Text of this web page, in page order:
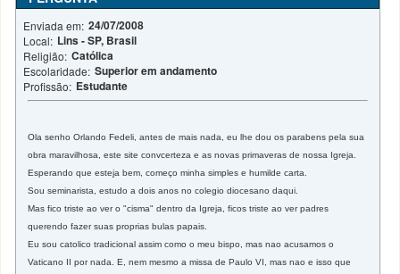
Enviada em: 24/07/2008
Local: Lins - SP, Brasil
Religião: Católica
Escolaridade: Superior em andamento
Profissão: Estudante
Ola senho Orlando Fedeli, antes de mais nada, eu lhe dou os parabens pela sua
obra maravilhosa, este site convcerteza e as novas primaveras de nossa Igreja.
Esperando que esteja bem, começo minha simples e humilde carta.
Sou seminarista, estudo a dois anos no colegio diocesano daqui.
Mas fico triste ao ver o "cisma" dentro da Igreja, ficos triste ao ver padres
querendo fazer suas proprias bulas papais.
Eu sou catolico tradicional assim como o meu bispo, mas nao acusamos o
Vaticano II por nada. E, nem mesmo a missa de Paulo VI, mas nao e isso que